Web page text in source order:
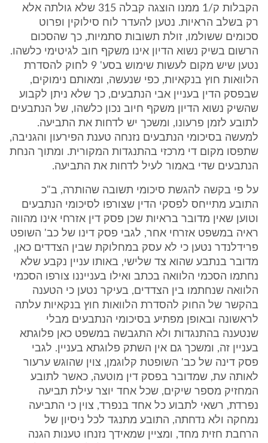
הקבלות ק/1 ממנו הוצגה קבלה 315 שלא גולתה אלא
רק בשלב הראיות. נטען להעדר לוח סילוקין ופרוט
סכומים ששולמו, זולת תשובות סתמיות, כך שהסכום
הרשום בשיק נשוא הדיון אינו משקף חוב לגיטימי כלשהו.
נטען שיש מקום לעשות שימוש בסע' 9 לחוק להסדרת
הלוואות חוץ בנקאיות, כפי שנעשה, ומאותם נימוקים,
שבפסק הדין בעניין אבי הנתבעים, כך שלא ניתן לקבוע
שהשיק נשוא הדיון משקף חיוב נכון כלשהו, של הנתבעים
לתובע לזמן פרעונו, ומשכך יש לדחות את התביעה.
למעשה בסיכומי הנתבעים נזנחה טענת הפירעון והגניבה,
שתפסו מקום די מרכזי בהתנגדות המקורית. ומתוך הנחת
הנתבעים שדי באמור לעיל לדחות את התביעה.
על פי בקשה להגשת סיכומי תשובה שהותרה, ב"כ
התובע מתייחס לפסקי הדין שצורפו לסיכומי הנתבעים
וטוען שאין מדובר בראיות שכן פסק דין אזרחי אינו מהווה
ראיה במשפט אזרחי אחר, לגבי פסק דינו של כב' השופט
פרידלנדר נטען כי לא עסק במחלוקת שבין הצדדים כאן,
מדובר בנתבע שהוא צד שלישי, באותו עניין נקבע שלא
נחתמו הסכמי הלוואה בכתב ואילו בענייננו צורפו הסכמי
הלוואה שנחתמו בין הצדדים, בעיקר נטען כי הטענה
בהקשר של החוק להסדרת הלוואות חוץ בנקאיות עלתה
לראשונה ובאופן מפתיע בסיכומי הנתבעים מבלי
שנטענה בהתנגדות ולא התגבשה במשפט כאן פלוגתא
בעניין זה, ומשכך גם אין השתק פלוגתא בעניין. לגבי
פסק דינה של כב' השופטת קלוגמן, צוין שהוגש ערעור
לאותה עת, שמדובר בפסק דין מוטעה, כאשר לתובע
המחזיק מספר שיקים, שכל אחד יוצר עילת תביעה
נפרדת, רשאי לתבוע כל אחד בנפרד, צוין כי התביעה
נמחקה ולא נדחתה, התובע מתנגד לכל ניסיון של
הרחבת חזית מחד, ומציין שמאידך נזנחו טענות הגנה